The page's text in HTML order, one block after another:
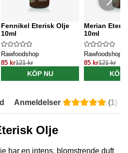
Fennikel Eterisk Olje
10ml
Rawfoodshop
85 kr121 kr
KÖP NU
Merian
10ml
Rawfoodshop
85 kr121 kr
KÖP
Anmeldelser (1)
Olje
har en intens, blomstrende duft